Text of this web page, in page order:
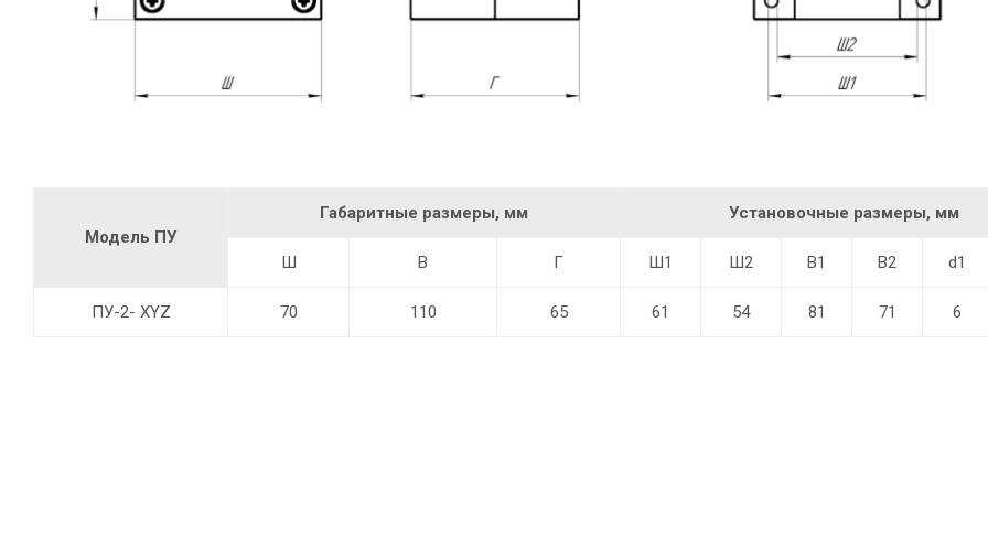
Модель ПУ
Габаритные размеры, мм Установочные размеры, мм
Ш В Г Ш1 Ш2 В1 В2 d1
ПУ-2- XYZ 70 110 65 61 54 81 71 6